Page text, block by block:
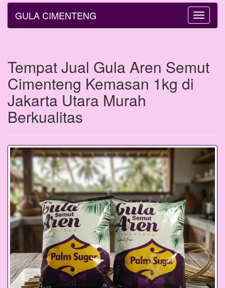
Toggle
GULA CIMENTENG
Tempat Jual Gula Aren Semut
Cimenteng Kemasan 1kg di
Jakarta Utara Murah
Berkualitas